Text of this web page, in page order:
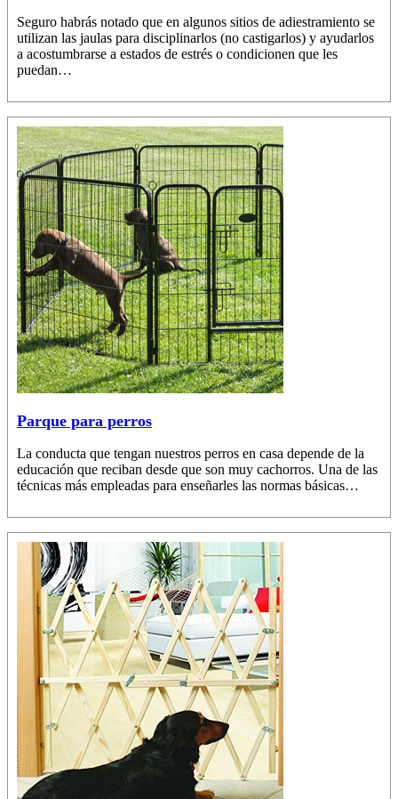
Seguro habrás notado que en algunos sitios de adiestramiento se
utilizan las jaulas para disciplinarlos (no castigarlos) y ayudarlos
a acostumbrarse a estados de estrés o condicionen que les
puedan…
Parque para perros
La conducta que tengan nuestros perros en casa depende de la
educación que reciban desde que son muy cachorros. Una de las
técnicas más empleadas para enseñarles las normas básicas…